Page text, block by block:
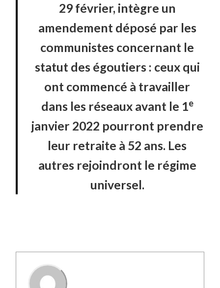
29 février, intègre un
amendement déposé par les
communistes concernant le
statut des égoutiers : ceux qui
ont commencé à travailler
dans les réseaux avant le 1e
janvier 2022 pourront prendre
leur retraite à 52 ans. Les
autres rejoindront le régime
universel.